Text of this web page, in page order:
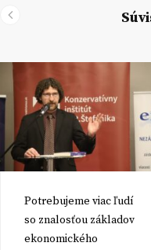
Potrebujeme viac ľudí
so znalosťou základov
ekonomického